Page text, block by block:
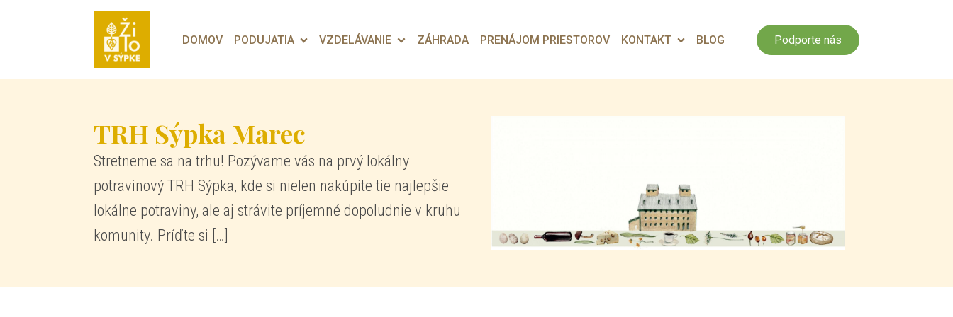
DOMOV PODUJATIA VZDELÁVANIE ZÁHRADA PRENÁJOM PRIESTOROV KONTAKT BLOG Podporte nás
TRH Sýpka Marec
Stretneme sa na trhu! Pozývame vás na prvý lokálny
potravinový TRH Sýpka, kde si nielen nakúpite tie najlepšie
lokálne potraviny, ale aj strávite príjemné dopoludnie v kruhu
komunity. Príďte si […]